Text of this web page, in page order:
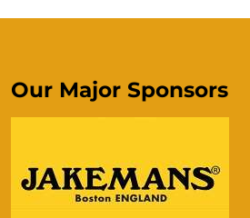
Our Major Sponsors